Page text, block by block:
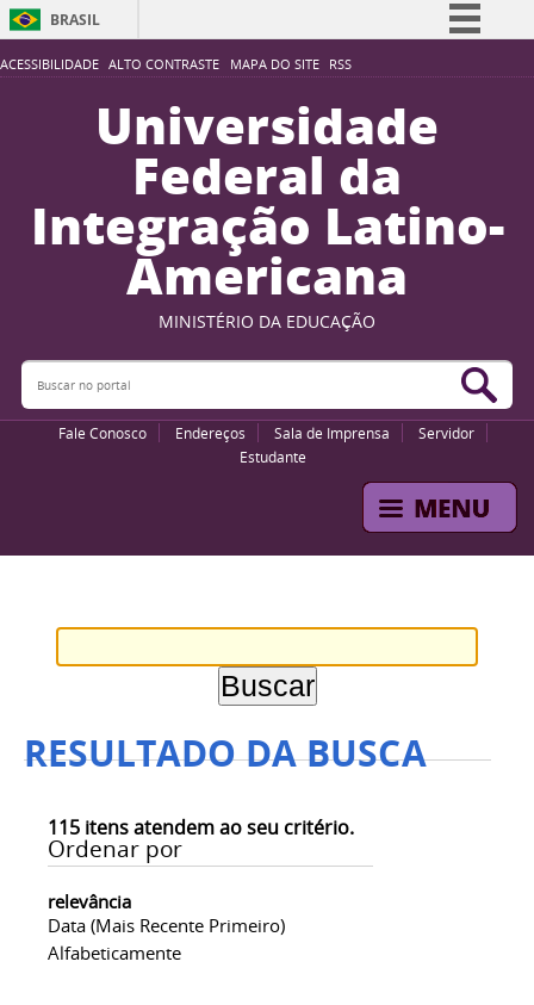
ACESSIBILIDADE ALTO CONTRASTE MAPA DO SITE RSS
BRASIL
Simplifique!
Participe
Acesso à informação
Legislação
Canais
Universidade
Federal da
Integração Latino-
Americana
MINISTÉRIO DA EDUCAÇÃO
Buscar no portal
Fale Conosco Endereços Sala de Imprensa
Servidor
Estudante
RESULTADO DA BUSCA
115 itens atendem ao seu critério.
Ordenar por
relevância
Data (mais Recente Primeiro)
Alfabeticamente